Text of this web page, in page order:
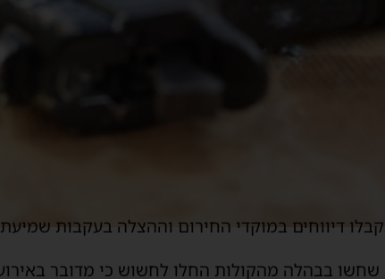
דיווחים במוקדי החירום וההצלה בעקבות
שחשו בבהלה מהקולות החלו לחשוש כי מדובר